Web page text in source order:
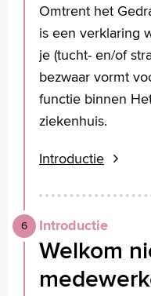
Omtrent het
is een verklaring
je (tucht- en/of
bezwaar vormt
functie binnen
ziekenhuis.
Introductie
Introductie
Welkom